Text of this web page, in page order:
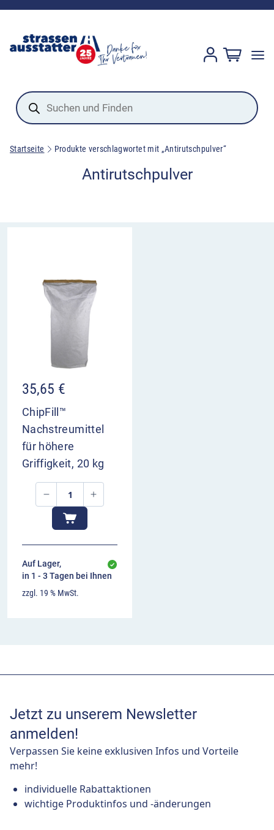
Products
search
Startseite Produkte verschlagwortet mit „Antirutschpulver“
Antirutschpulver
35,65 €
ChipFill™
Nachstreumittel
für höhere
Griffigkeit, 20 kg
Auf Lager,
in 1 - 3 Tagen bei Ihnen
zzgl. 19 % MwSt.
Jetzt zu unserem Newsletter
anmelden!
Verpassen Sie keine exklusiven Infos und Vorteile
mehr!
individuelle Rabattaktionen
wichtige Produktinfos und -änderungen